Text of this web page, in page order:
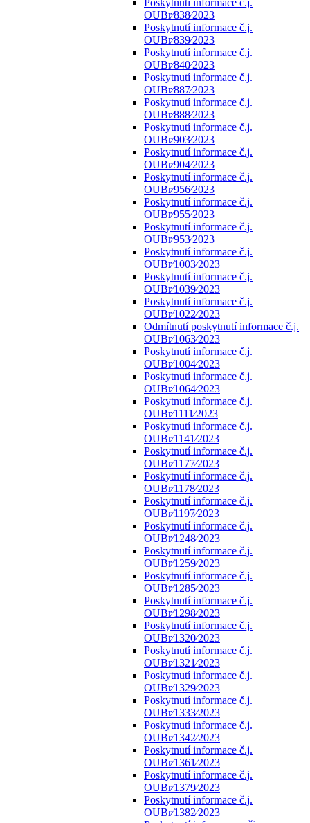
Poskytnutí informace č.j.
OUBr⁄838⁄2023
Poskytnutí informace č.j.
OUBr⁄839⁄2023
Poskytnutí informace č.j.
OUBr⁄840⁄2023
Poskytnutí informace č.j.
OUBr⁄887⁄2023
Poskytnutí informace č.j.
OUBr⁄888⁄2023
Poskytnutí informace č.j.
OUBr⁄903⁄2023
Poskytnutí informace č.j.
OUBr⁄904⁄2023
Poskytnutí informace č.j.
OUBr⁄956⁄2023
Poskytnutí informace č.j.
OUBr⁄955⁄2023
Poskytnutí informace č.j.
OUBr⁄953⁄2023
Poskytnutí informace č.j.
OUBr⁄1003⁄2023
Poskytnutí informace č.j.
OUBr⁄1039⁄2023
Poskytnutí informace č.j.
OUBr⁄1022⁄2023
Odmítnutí poskytnutí informace č.j.
OUBr⁄1063⁄2023
Poskytnutí informace č.j.
OUBr⁄1004⁄2023
Poskytnutí informace č.j.
OUBr⁄1064⁄2023
Poskytnutí informace č.j.
OUBr⁄1111⁄2023
Poskytnutí informace č.j.
OUBr⁄1141⁄2023
Poskytnutí informace č.j.
OUBr⁄1177⁄2023
Poskytnutí informace č.j.
OUBr⁄1178⁄2023
Poskytnutí informace č.j.
OUBr⁄1197⁄2023
Poskytnutí informace č.j.
OUBr⁄1248⁄2023
Poskytnutí informace č.j.
OUBr⁄1259⁄2023
Poskytnutí informace č.j.
OUBr⁄1285⁄2023
Poskytnutí informace č.j.
OUBr⁄1298⁄2023
Poskytnutí informace č.j.
OUBr⁄1320⁄2023
Poskytnutí informace č.j.
OUBr⁄1321⁄2023
Poskytnutí informace č.j.
OUBr⁄1329⁄2023
Poskytnutí informace č.j.
OUBr⁄1333⁄2023
Poskytnutí informace č.j.
OUBr⁄1342⁄2023
Poskytnutí informace č.j.
OUBr⁄1361⁄2023
Poskytnutí informace č.j.
OUBr⁄1379⁄2023
Poskytnutí informace č.j.
OUBr⁄1382⁄2023